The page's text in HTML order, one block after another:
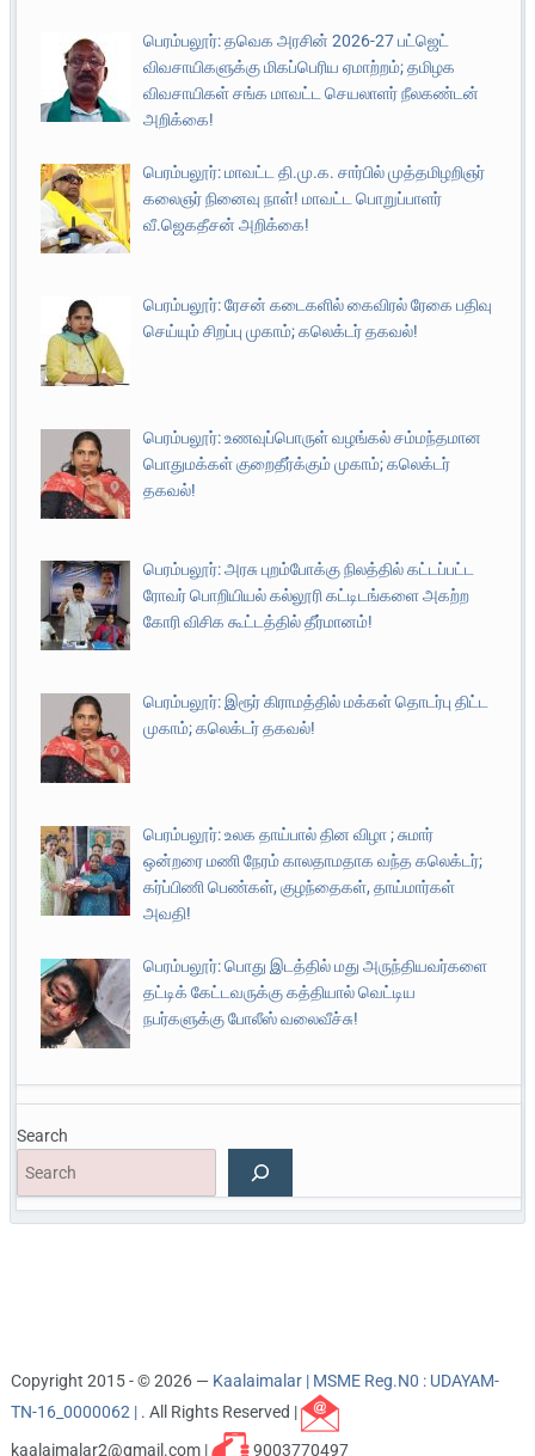
பெரம்பலூர்: தவெக அரசின் 2026-27 பட்ஜெட்
விவசாயிகளுக்கு மிகப்பெரிய ஏமாற்றம்; தமிழக
விவசாயிகள் சங்க மாவட்ட செயலாளர் நீலகண்டன்
அறிக்கை!
பெரம்பலூர்: மாவட்ட தி.மு.க. சார்பில் முத்தமிழறிஞர்
கலைஞர் நினைவு நாள்! மாவட்ட பொறுப்பாளர்
வீ.ஜெகதீசன் அறிக்கை!
பெரம்பலூர்: ரேசன் கடைகளில் கைவிரல் ரேகை பதிவு
செய்யும் சிறப்பு முகாம்; கலெக்டர் தகவல்!
பெரம்பலூர்: உணவுப்பொருள் வழங்கல் சம்மந்தமான
பொதுமக்கள் குறைதீர்க்கும் முகாம்; கலெக்டர்
தகவல்!
பெரம்பலூர்: அரசு புறம்போக்கு நிலத்தில் கட்டப்பட்ட
ரோவர் பொறியியல் கல்லூரி கட்டிடங்களை அகற்ற
கோரி விசிக கூட்டத்தில் தீர்மானம்!
பெரம்பலூர்: இரூர் கிராமத்தில் மக்கள் தொடர்பு திட்ட
முகாம்; கலெக்டர் தகவல்!
பெரம்பலூர்: உலக தாய்பால் தின விழா ; சுமார்
ஒன்றரை மணி நேரம் காலதாமதாக வந்த கலெக்டர்;
கர்ப்பிணி பெண்கள், குழந்தைகள், தாய்மார்கள்
அவதி!
பெரம்பலூர்: பொது இடத்தில் மது அருந்தியவர்களை
தட்டிக் கேட்டவருக்கு கத்தியால் வெட்டிய
நபர்களுக்கு போலீஸ் வலைவீச்சு!
Search
Copyright 2015 - © 2026 — Kaalaimalar | MSME Reg.N0 : UDAYAM-
TN-16_0000062 | . All Rights Reserved |
kaalaimalar2@gmail.com |
9003770497